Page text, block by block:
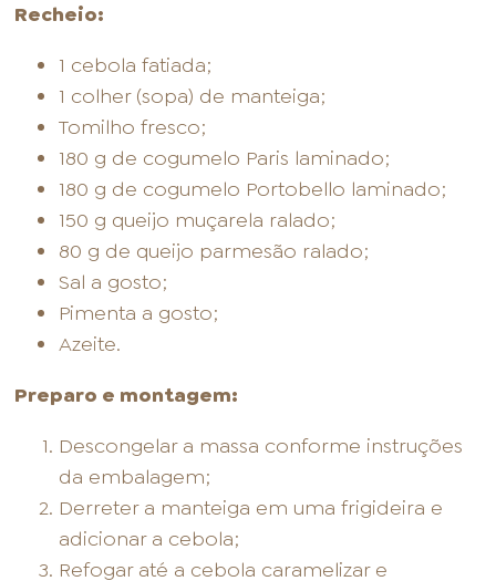
Recheio:
1 cebola fatiada;
1 colher (sopa) de manteiga;
Tomilho fresco;
180 g de cogumelo Paris laminado;
180 g de cogumelo Portobello laminado;
150 g queijo muçarela ralado;
80 g de queijo parmesão ralado;
Sal a gosto;
Pimenta a gosto;
Azeite.
Preparo e montagem:
Descongelar a massa conforme instruções
da embalagem;
Derreter a manteiga em uma frigideira e
adicionar a cebola;
Refogar até a cebola caramelizar e